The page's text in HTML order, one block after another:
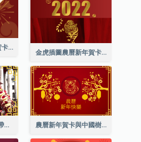
煙花主題農曆新年賀卡
金虎插圖農曆新年賀卡
2022 農曆新年快樂帶照片賀卡 農曆新年賀卡與中國樹插圖